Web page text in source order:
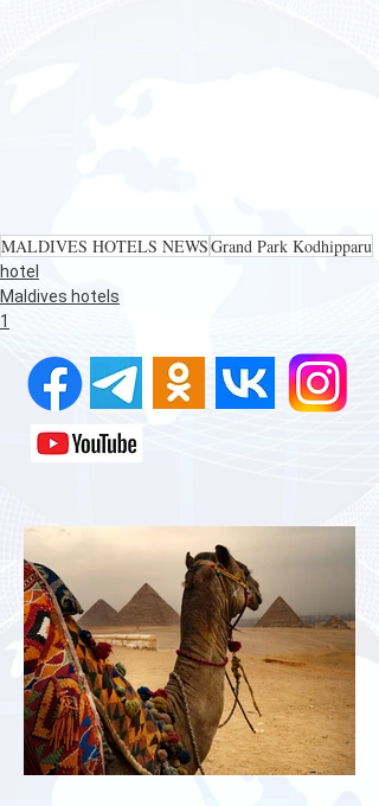
MALDIVES HOTELS NEWSGrand Park Kodhipparu
hotel
Maldives hotels
1